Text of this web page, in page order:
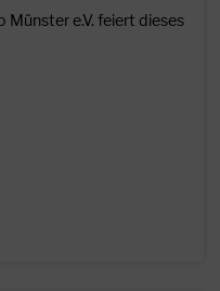
Münster e.V. feiert dieses